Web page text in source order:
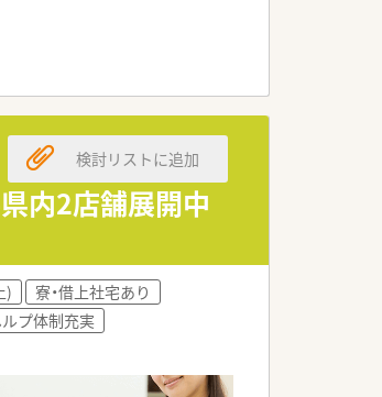
です。
整っています。
る環境です。
良企業です。
根付いています。
制です。
内2店舗展開中
検討リストに追加
)
寮・借上社宅あり
プ体制充実